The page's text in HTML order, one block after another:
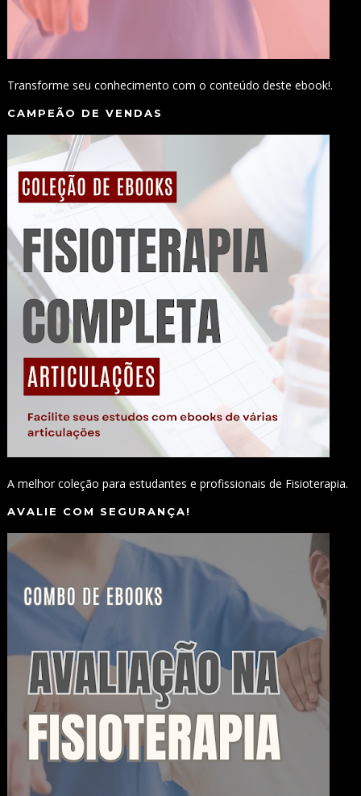
Transforme seu conhecimento com o conteúdo deste ebook!.
CAMPEÃO DE VENDAS
A melhor coleção para estudantes e profissionais de Fisioterapia.
AVALIE COM SEGURANÇA!